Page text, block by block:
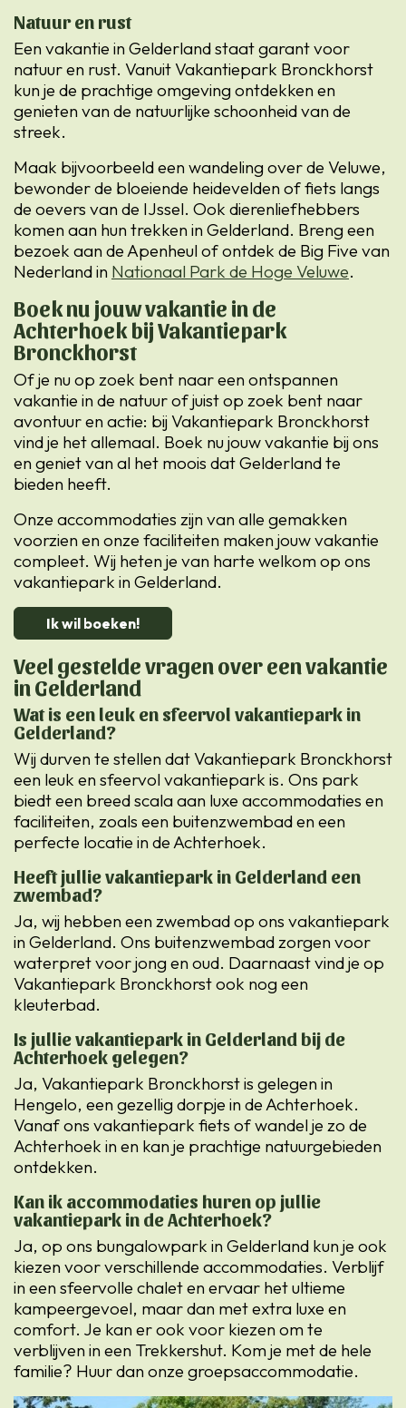
Natuur en rust
Een vakantie in Gelderland staat garant voor
natuur en rust. Vanuit Vakantiepark Bronckhorst
kun je de prachtige omgeving ontdekken en
genieten van de natuurlijke schoonheid van de
streek.
Maak bijvoorbeeld een wandeling over de Veluwe,
bewonder de bloeiende heidevelden of fiets langs
de oevers van de IJssel. Ook dierenliefhebbers
komen aan hun trekken in Gelderland. Breng een
bezoek aan de Apenheul of ontdek de Big Five van
Nederland in Nationaal Park de Hoge Veluwe.
Boek nu jouw vakantie in de
Achterhoek bij Vakantiepark
Bronckhorst
Of je nu op zoek bent naar een ontspannen
vakantie in de natuur of juist op zoek bent naar
avontuur en actie: bij Vakantiepark Bronckhorst
vind je het allemaal. Boek nu jouw vakantie bij ons
en geniet van al het moois dat Gelderland te
bieden heeft.
Onze accommodaties zijn van alle gemakken
voorzien en onze faciliteiten maken jouw vakantie
compleet. Wij heten je van harte welkom op ons
vakantiepark in Gelderland.
Ik wil boeken!
Veel gestelde vragen over een vakantie
in Gelderland
Wat is een leuk en sfeervol vakantiepark in
Gelderland?
Wij durven te stellen dat Vakantiepark Bronckhorst
een leuk en sfeervol vakantiepark is. Ons park
biedt een breed scala aan luxe accommodaties en
faciliteiten, zoals een buitenzwembad en een
perfecte locatie in de Achterhoek.
Heeft jullie vakantiepark in Gelderland een
zwembad?
Ja, wij hebben een zwembad op ons vakantiepark
in Gelderland. Ons buitenzwembad zorgen voor
waterpret voor jong en oud. Daarnaast vind je op
Vakantiepark Bronckhorst ook nog een
kleuterbad.
Is jullie vakantiepark in Gelderland bij de
Achterhoek gelegen?
Ja, Vakantiepark Bronckhorst is gelegen in
Hengelo, een gezellig dorpje in de Achterhoek.
Vanaf ons vakantiepark fiets of wandel je zo de
Achterhoek in en kan je prachtige natuurgebieden
ontdekken.
Kan ik accommodaties huren op jullie
vakantiepark in de Achterhoek?
Ja, op ons bungalowpark in Gelderland kun je ook
kiezen voor verschillende accommodaties. Verblijf
in een sfeervolle chalet en ervaar het ultieme
kampeergevoel, maar dan met extra luxe en
comfort. Je kan er ook voor kiezen om te
verblijven in een Trekkershut. Kom je met de hele
familie? Huur dan onze groepsaccommodatie.